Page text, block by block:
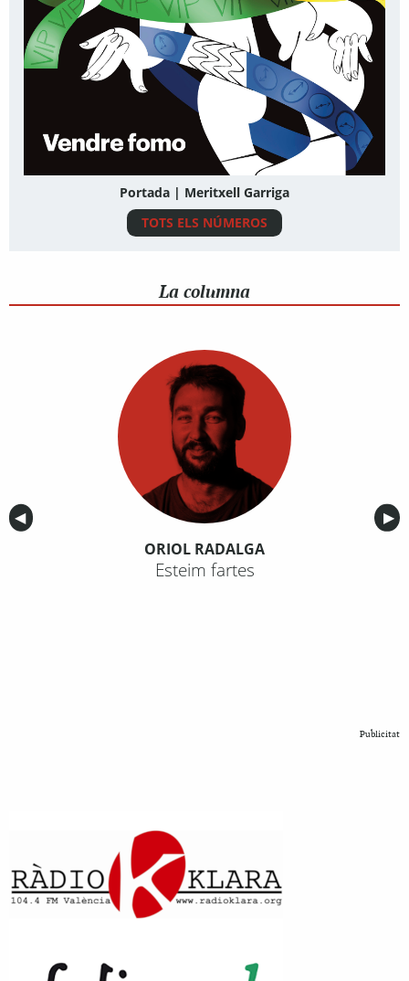
Portada | Meritxell Garriga
TOTS ELS NÚMEROS
La columna
Anterior
◀︎ ▶︎
ORIOL RADALGA
Esteim fartes
Publicitat